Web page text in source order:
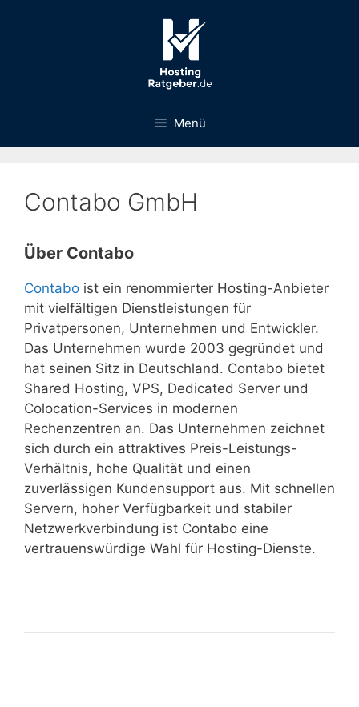
Menü
Contabo GmbH
Über Contabo
Contabo ist ein renommierter Hosting-Anbieter
mit vielfältigen Dienstleistungen für
Privatpersonen, Unternehmen und Entwickler.
Das Unternehmen wurde 2003 gegründet und
hat seinen Sitz in Deutschland. Contabo bietet
Shared Hosting, VPS, Dedicated Server und
Colocation-Services in modernen
Rechenzentren an. Das Unternehmen zeichnet
sich durch ein attraktives Preis-Leistungs-
Verhältnis, hohe Qualität und einen
zuverlässigen Kundensupport aus. Mit schnellen
Servern, hoher Verfügbarkeit und stabiler
Netzwerkverbindung ist Contabo eine
vertrauenswürdige Wahl für Hosting-Dienste.